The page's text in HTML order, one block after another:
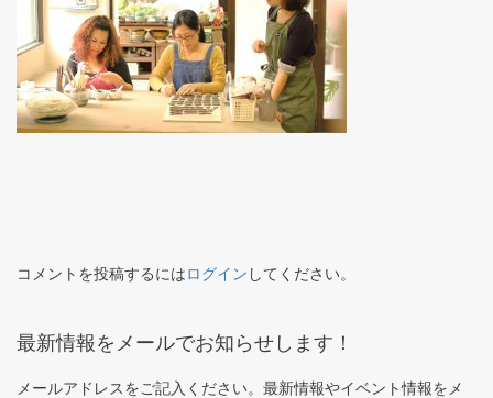
コメントを投稿するにはログイン してください。
最新情報をメールでお知らせします！
メールアドレスをご記入ください。最新情報やイベント情報をメ